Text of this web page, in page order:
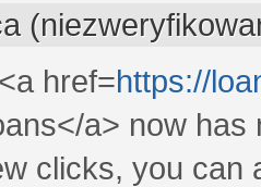
href=https://
a> now
clicks, you can